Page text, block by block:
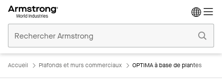
Plafonds
Commerciaux
Accueil Plafonds et murs commerciaux OPTIMA à base de plantes